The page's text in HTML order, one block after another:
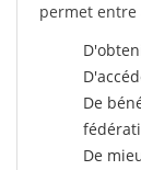
permet entre
De
De